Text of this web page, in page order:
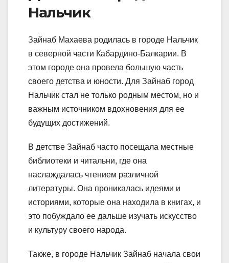
Нальчик
Зайнаб Махаева родилась в городе Нальчик
в северной части Кабардино-Балкарии. В
этом городе она провела большую часть
своего детства и юности. Для Зайнаб город
Нальчик стал не только родным местом, но и
важным источником вдохновения для ее
будущих достижений.
В детстве Зайнаб часто посещала местные
библиотеки и читальни, где она
наслаждалась чтением различной
литературы. Она проникалась идеями и
историями, которые она находила в книгах, и
это побуждало ее дальше изучать искусство
и культуру своего народа.
Также, в городе Нальчик Зайнаб начала свои